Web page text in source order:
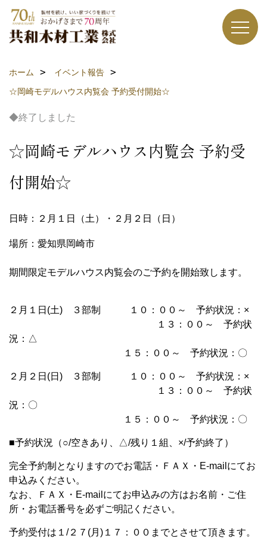
ホーム
イベント報告
☆岡崎モデルハウス内覧会 予約受付開始☆
◆終了しました
☆岡崎モデルハウス内覧会 予約受
付開始☆
日時：２月１日（土）・２月２日（日）
場所：愛知県岡崎市
期間限定モデルハウス内覧会のご予約を開始致します。
２月１日(土) ３部制 １０：００～ 予約状況：×
１３：００～ 予約状
況：△
１５：００～ 予約状況：〇
２月２日(日) ３部制 １０：００～ 予約状況：×
１３：００～ 予約状
況：〇
１５：００～ 予約状況：〇
■予約状況（○/空きあり、△/残り１組、×/予約終了）
完全予約制となりますのでお電話・ＦＡＸ・E-mailにてお
申込みください。
なお、ＦＡＸ・E-mailにてお申込みの方はお名前・ご住
所・お電話番号を必ずご明記ください。
予約受付は１/２７(月)１７：００までとさせて頂きます。